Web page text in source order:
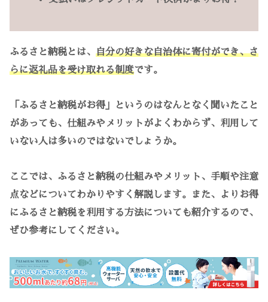
ふるさと納税とは、 自分の好きな自治体に寄付ができ、さ
らに返礼品を受け取れる制度です。
「ふるさと納税がお得」というのはなんとなく聞いたこと
があっても、仕組みやメリットがよくわからず、利用して
いない人は多いのではないでしょうか。
ここでは、ふるさと納税の仕組みやメリット、手順や注意
点などについてわかりやすく解説します。また、よりお得
にふるさと納税を利用する方法についても紹介するので、
ぜひ参考にしてください。